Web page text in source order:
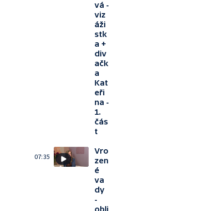
vá -
viz
áži
stk
a +
div
ačk
a
Kat
eři
na -
1.
čás
t
07:35
Vro
zen
é
va
dy
-
obli